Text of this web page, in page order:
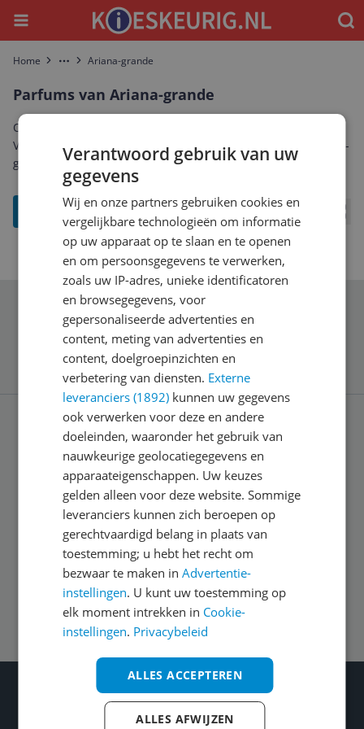
Menu
Home More Ariana-grande
Parfums van Ariana-grande
Ontdek het complete aanbod parfums van Ariana-grande.
Vergelijk prijzen, specificaties en reviews om de beste Ariana-
grande parfums te vinden die bij jou past.
Schrijf je in voor onze nieuwsbrief
Service
Algemeen
Zakelijk
Volg ons op
Wat je ook kiest: Blijf kieskeurig
Gecontroleerde reviews
Verantwoord gebruik van uw
gegevens
Wij en onze partners gebruiken cookies en
vergelijkbare technologieën om informatie
op uw apparaat op te slaan en te openen
en om persoonsgegevens te verwerken,
zoals uw IP-adres, unieke identificatoren
en browsegegevens, voor
gepersonaliseerde advertenties en
content, meting van advertenties en
content, doelgroepinzichten en
verbetering van diensten. Externe
leveranciers (1892) kunnen uw gegevens
ook verwerken voor deze en andere
doeleinden, waaronder het gebruik van
nauwkeurige geolocatiegegevens en
apparaateigenschappen. Uw keuzes
gelden alleen voor deze website. Sommige
leveranciers kunnen zich beroepen op
gerechtvaardigd belang in plaats van
toestemming; u hebt het recht om
bezwaar te maken inAdvertentie-
instellingen. U kunt uw toestemming op
elk moment intrekken in Cookie-
instellingen. Privacybeleid
ALLES ACCEPTEREN
ALLES AFWIJZEN